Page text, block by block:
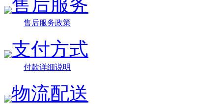
售后服务
售后服务政策
支付方式
付款详细说明
物流配送